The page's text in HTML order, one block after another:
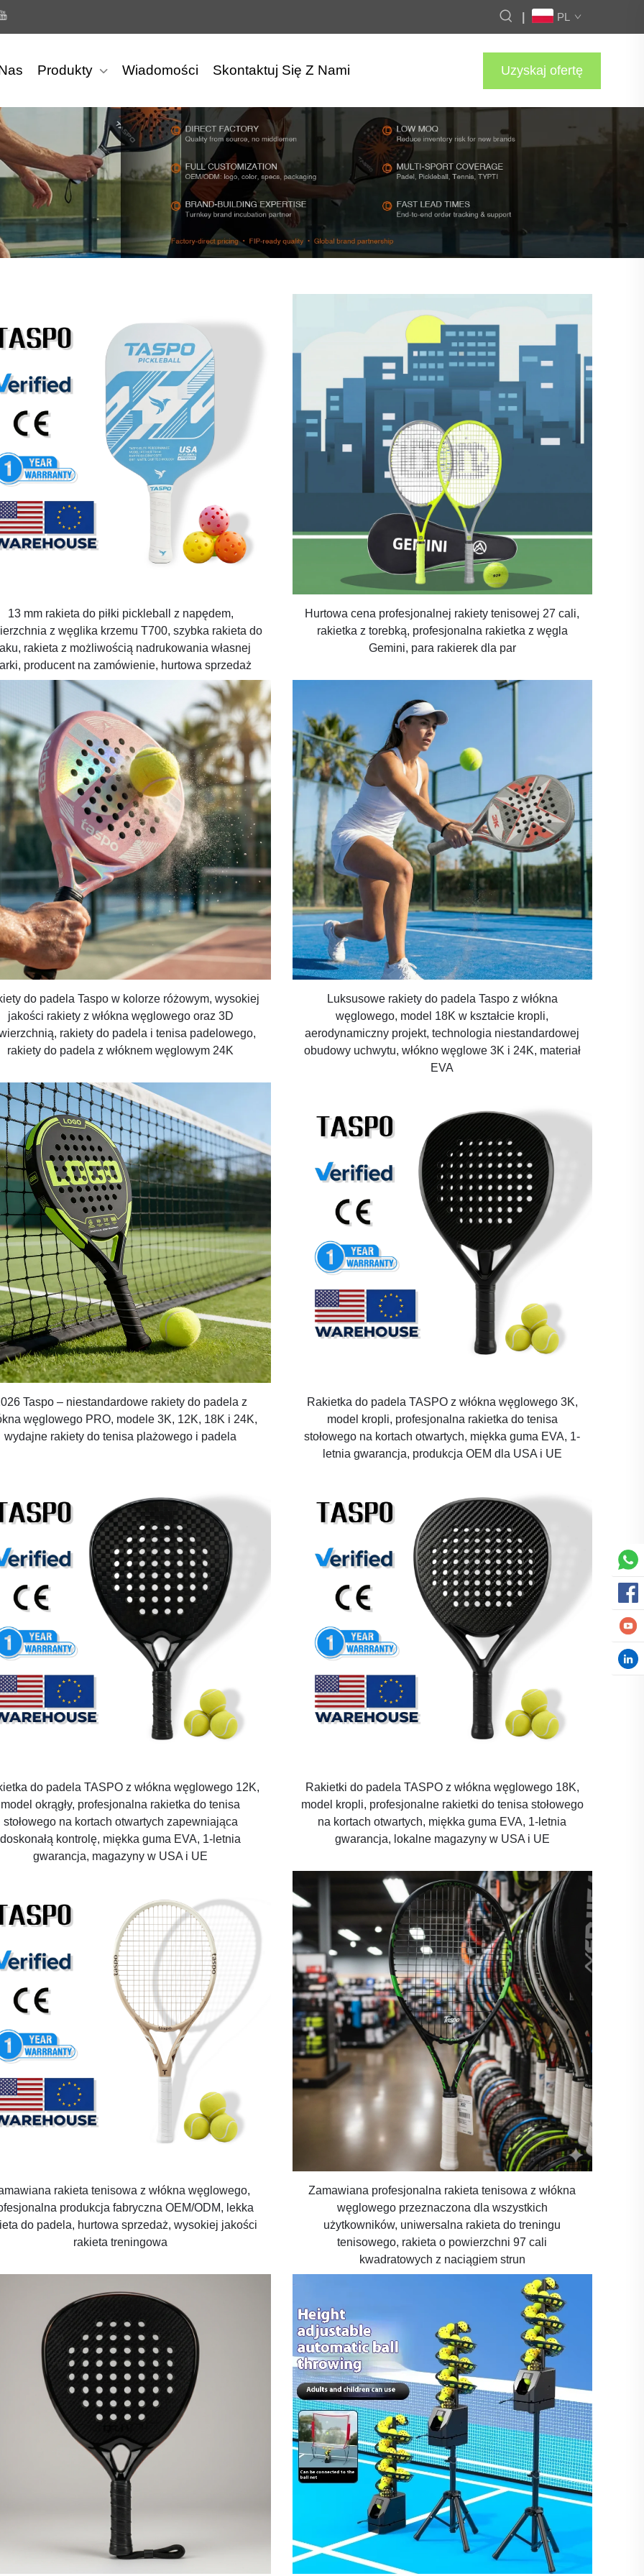
PL
Produkty Wiadomości Skontaktuj Się Z Nami Uzyskaj ofertę
13 mm rakieta do piłki pickleball z napędem,
z węglika krzemu T700, szybka rakieta do
rakieta z możliwością nadrukowania własnej
producent na zamówienie, hurtowa sprzedaż
Hurtowa cena profesjonalnej rakiety tenisowej 27 cali,
rakietka z torebką, profesjonalna rakietka z węgla
Gemini, para rakierek dla par
do padela Taspo w kolorze różowym, wysokiej
jakości rakiety z włókna węglowego oraz 3D
rakiety do padela i tenisa padelowego,
rakiety do padela z włóknem węglowym 24K
Luksusowe rakiety do padela Taspo z włókna
węglowego, model 18K w kształcie kropli,
aerodynamiczny projekt, technologia niestandardowej
obudowy uchwytu, włókno węglowe 3K i 24K, materiał
EVA
Taspo – niestandardowe rakiety do padela z
węglowego PRO, modele 3K, 12K, 18K i 24K,
wydajne rakiety do tenisa plażowego i padela
Rakietka do padela TASPO z włókna węglowego 3K,
model kropli, profesjonalna rakietka do tenisa
stołowego na kortach otwartych, miękka guma EVA, 1-
letnia gwarancja, produkcja OEM dla USA i UE
do padela TASPO z włókna węglowego 12K,
model okrągły, profesjonalna rakietka do tenisa
stołowego na kortach otwartych zapewniająca
doskonałą kontrolę, miękka guma EVA, 1-letnia
gwarancja, magazyny w USA i UE
Rakietki do padela TASPO z włókna węglowego 18K,
model kropli, profesjonalne rakietki do tenisa stołowego
na kortach otwartych, miękka guma EVA, 1-letnia
gwarancja, lokalne magazyny w USA i UE
rakieta tenisowa z włókna węglowego,
produkcja fabryczna OEM/ODM, lekka
do padela, hurtowa sprzedaż, wysokiej jakości
rakieta treningowa
Zamawiana profesjonalna rakieta tenisowa z włókna
węglowego przeznaczona dla wszystkich
użytkowników, uniwersalna rakieta do treningu
tenisowego, rakieta o powierzchni 97 cali
kwadratowych z naciągiem strun